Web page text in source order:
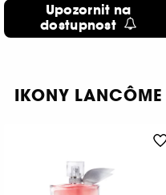
Upozornit na
dostupnost
IKONY LANCÔME